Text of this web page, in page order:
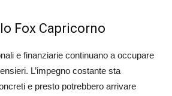
Fox Capricorno
e finanziarie continuano a occupare
L’impegno costante sta
e presto potrebbero arrivare